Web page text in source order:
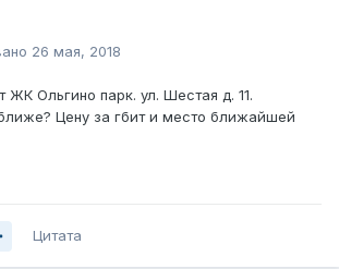
26 мая, 2018
ЖК Ольгино парк. ул. Шестая д. 11.
Цену за гбит и место ближайшей
Цитата